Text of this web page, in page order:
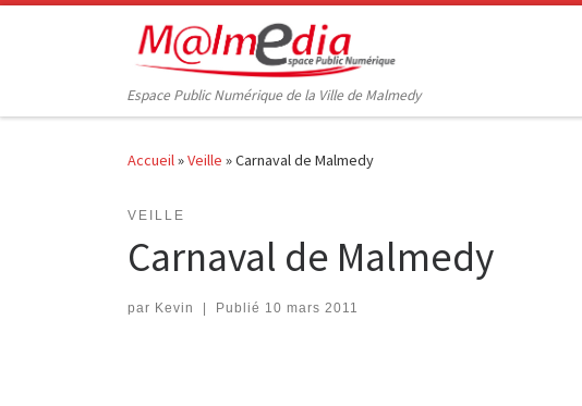
Passer au contenu
Espace Public Numérique de la Ville de Malmedy
Accueil»Veille »Carnaval de Malmedy
VEILLE
Carnaval de Malmedy
par Kevin Publié 10 mars 2011